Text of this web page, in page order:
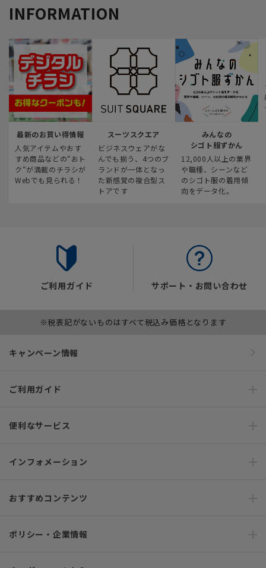
INFORMATION
最新のお買い得情報
人気アイテムやおす
すめ商品などの“おト
ク“が満載のチラシが
Webでも見られる！
スーツスクエア
ビジネスウェアがな
んでも揃う、4つのブ
ランドが一体となっ
た新感覚の複合型ス
トアです
みんなの
シゴト服ずかん
12,000人以上の業界
や職種、シーンなど
のシゴト服の着用傾
向をデータ化。
ご利用ガイド サポート・お問い合わせ
※税表記がないものはすべて税込み価格となります
キャンペーン情報
ご利用ガイド
便利なサービス
インフォメーション
おすすめコンテンツ
ポリシー・企業情報